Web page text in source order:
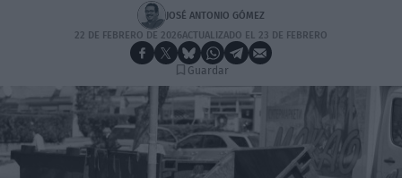
JOSÉ ANTONIO GÓMEZ
22 DE FEBRERO DE 2026ACTUALIZADO EL 23 DE FEBRERO
Guardar